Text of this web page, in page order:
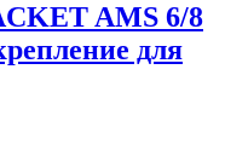
AMS 6/8
для